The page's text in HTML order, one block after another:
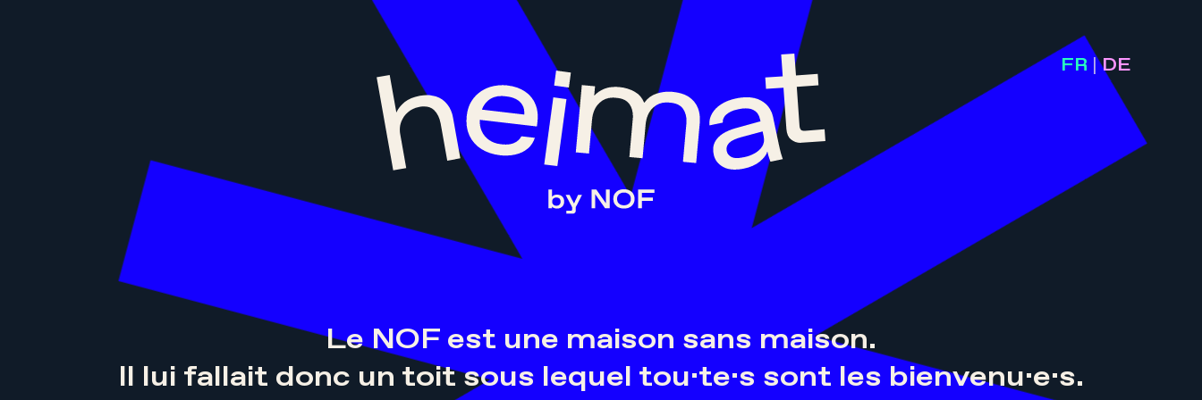
FR |DE
Le NOF est une maison sans maison.
Il lui fallait donc un toit sous lequel tou·te·s sont les bienvenu·e·s.